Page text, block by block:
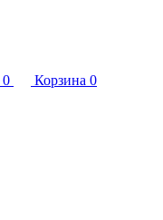
0 Корзина 0